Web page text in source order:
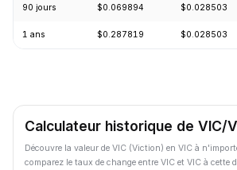
90 jours $0.069894 $0.028503
1 ans $0.287819 $0.028503
Calculateur historique de VIC/
Découvre la valeur de VIC (Viction) en VIC à
comparez le taux de change entre VIC et VIC à cette